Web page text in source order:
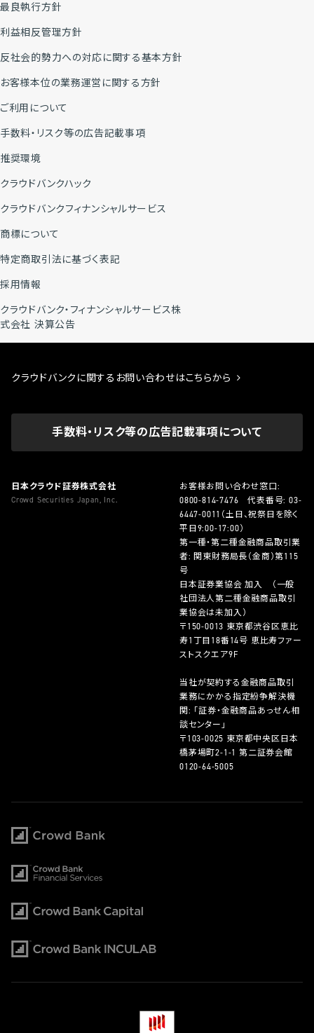
最良執行方針
利益相反管理方針
反社会的勢力への対応に関する基本方針
お客様本位の業務運営に関する方針
ご利用について
手数料・リスク等の広告記載事項
推奨環境
クラウドバンクハック
クラウドバンクフィナンシャルサービス
商標について
特定商取引法に基づく表記
採用情報
クラウドバンク・フィナンシャルサービス株
式会社 決算公告
クラウドバンクに関するお問い合わせはこちらから
手数料・リスク等の広告記載事項について
日本クラウド証券株式会社
Crowd Securities Japan, Inc.
お客様お問い合わせ窓口:
0800-814-7476 代表番号:03-
6447-0011 （土日、祝祭日を除く
平日9:00-17:00）
第一種・第二種金融商品取引業
者: 関東財務局長（金商）第115
号
日本証券業協会 加入 （一般
社団法人第二種金融商品取引
業協会は未加入）
〒150-0013 東京都渋谷区恵比
寿1丁目18番14号 恵比寿ファー
ストスクエア9F
当社が契約する金融商品取引
業務にかかる指定紛争解決機
関: 「証券・金融商品あっせん相
談センター」
〒103-0025 東京都中央区日本
橋茅場町2-1-1 第二証券会館
0120-64-5005